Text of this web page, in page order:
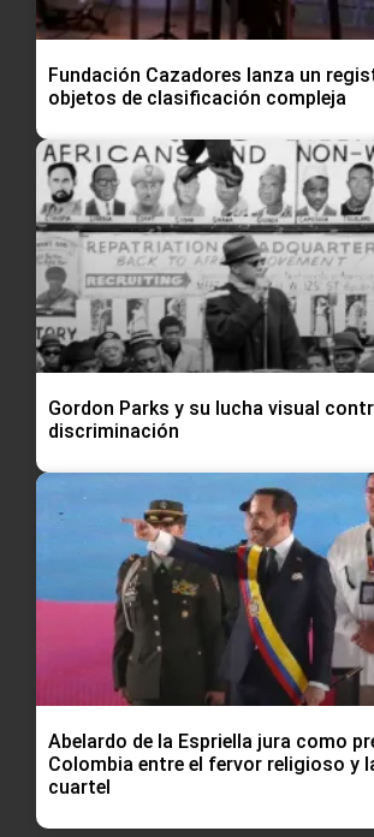
Fundación Cazadores lanza un
objetos de clasificación compleja
Gordon Parks y su lucha visual
discriminación
Abelardo de la Espriella jura como
Colombia entre el fervor religioso y
cuartel